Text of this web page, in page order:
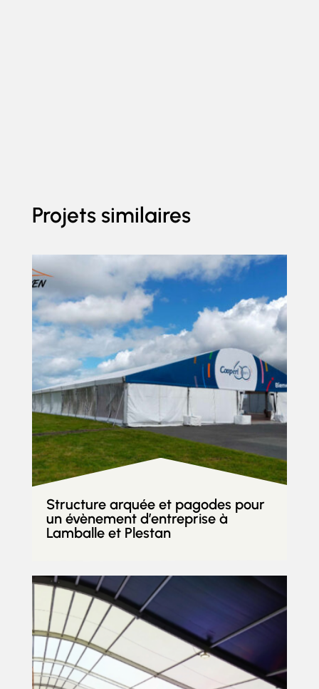
Projets similaires
Structure arquée et pagodes pour
un évènement d’entreprise à
Lamballe et Plestan